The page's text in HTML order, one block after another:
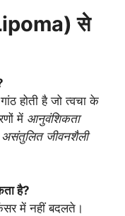
से
गांठ होती है जो त्वचा के
में आनुवंशिकता
असंतुलित जीवनशैली
है?
में नहीं बदलते।